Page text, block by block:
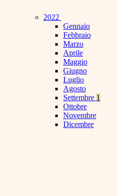
2022
Gennaio
Febbraio
Marzo
Aprile
Maggio
Giugno
Luglio
Agosto
Settembre 1
Ottobre
Novembre
Dicembre